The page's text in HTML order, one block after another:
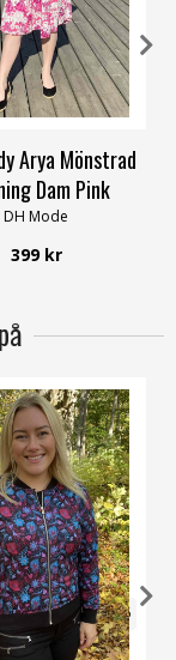
L XL/XXL
Arya Mönstrad
Dam Pink
DH Mode
399 kr
38 40/42
44/46
50
56/58